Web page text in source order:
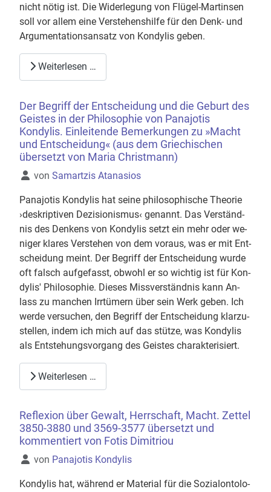
nicht nötig ist. Die Wi­der­le­gung von Flü­gel-Martin­sen
soll vor allem eine Ver­ste­hens­hil­fe für den Denk- und
Ar­gu­men­ta­ti­ons­an­satz von Kon­dy­lis geben.
Weiterlesen …
Der Begriff der Entscheidung und die Geburt des
Geistes in der Philosophie von Panajotis
Kondylis. Einleitende Bemerkungen zu »Macht
und Entscheidung« (aus dem Griechischen
übersetzt von Maria Christmann)
Details
von Samartzis Atanasios
Pa­na­jo­tis Kon­dy­lis hat seine phi­lo­so­phi­sche Theo­rie
›de­skrip­ti­ven De­zi­sio­nis­mus‹ ge­nannt. Das Ver­ständ­
nis des Den­kens von Kon­dy­lis setzt ein mehr oder we­
ni­ger kla­res Ver­ste­hen von dem vor­aus, was er mit Ent­
schei­dung meint. Der Be­griff der Ent­schei­dung wurde
oft falsch auf­ge­fasst, ob­wohl er so wich­tig ist für Kon­
dy­lis' Phi­lo­so­phie. Die­ses Miss­ver­ständ­nis kann An­
lass zu man­chen Irr­tü­mern über sein Werk geben. Ich
werde ver­su­chen, den Be­griff der Ent­schei­dung klar­zu­
stel­len, indem ich mich auf das stüt­ze, was Kon­dy­lis
als Ent­ste­hungs­vor­gang des Geis­tes cha­rak­te­ri­siert.
Weiterlesen …
Reflexion über Gewalt, Herrschaft, Macht. Zettel
3850-3880 und 3569-3577 übersetzt und
kommentiert von Fotis Dimitriou
Details
von Panajotis Kondylis
Kon­dy­lis hat, wäh­rend er Ma­te­ri­al für die So­zi­a­lon­to­lo­